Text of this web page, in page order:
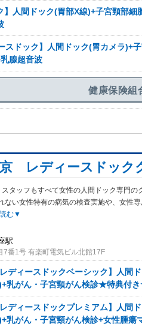
】人間ドック(胃部X線)+子宮頸部細
スドック】人間ドック(胃カメラ)+
腺超音波
健康保険組
レディースドック
タッフもすべて女性の人間ドック専門の
ない女性特有の病気の検査実施や、女性
む▼
駅
7番1号 有楽町電気ビル北館17F​
ディースドックベーシック】人間
乳がん・子宮頸がん検診★特典付
ディースドックプレミアム】人間
乳がん・子宮頸がん検診+女性腫瘍